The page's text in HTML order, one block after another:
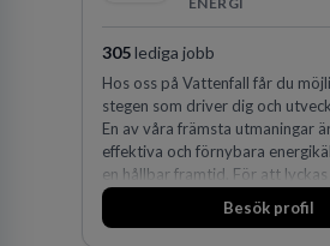
305lediga jobb
Hos oss på Vattenfall får du
stegen som driver dig och
En av våra främsta utmaningar
effektiva och förnybara
en hållbar framtid. För att
fler medarbetare som vill göra
Besök profil